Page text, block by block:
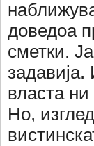
доведоа
сметки.
задавија.
власта
Но,